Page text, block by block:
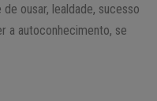
ousar, lealdade, sucesso
a autoconhecimento, se